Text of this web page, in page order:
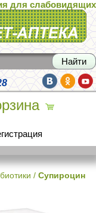
для слабовидящих
/ Супироцин